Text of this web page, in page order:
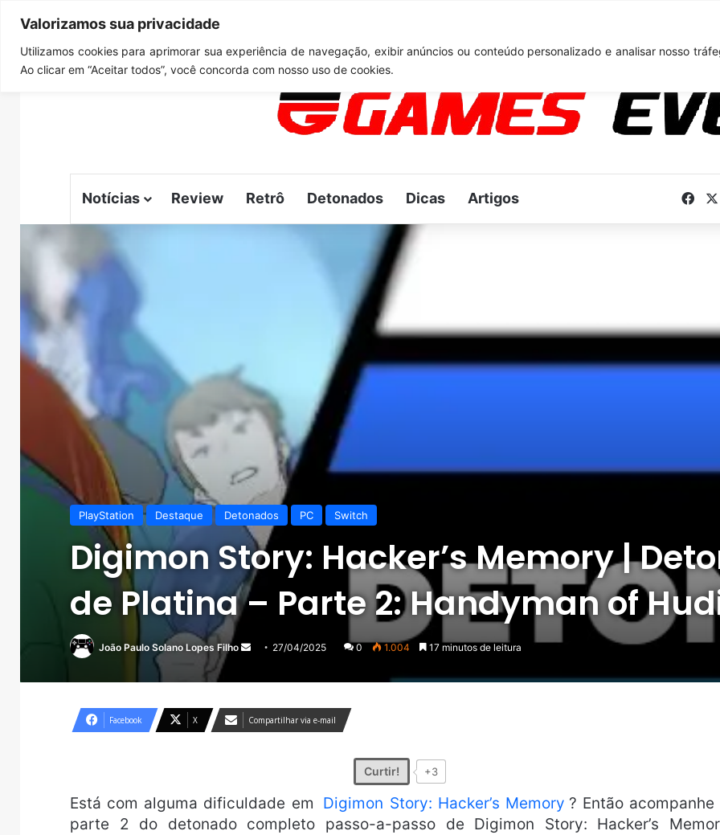
Valorizamos sua privacidade
Utilizamos cookies para aprimorar sua experiência de navegação, exibir anúncios ou conteúdo personalizado e analisar nosso
Ao clicar em “Aceitar todos”, você concorda com nosso uso de cookies.
sexta-feira, agosto 7 2026
Notícias Review Retrô Detonados Dicas Artigos
PlayStation Destaque Detonados PC Switch
Digimon Story: Hacker’s Memory |
de Platina – Parte 2: Handyman of
João Paulo Solano Lopes Filho
Mande
e-
27/04/2025 0 1.004 17 minutos de leitura
Facebook X Compartilhar via e-mail
Curtir! +3
Está com alguma dificuldade em Digimon Story: Hacker’s Memory ? Então acompanhe
parte 2 do detonado completo passo-a-passo de Digimon Story: Hacker’s